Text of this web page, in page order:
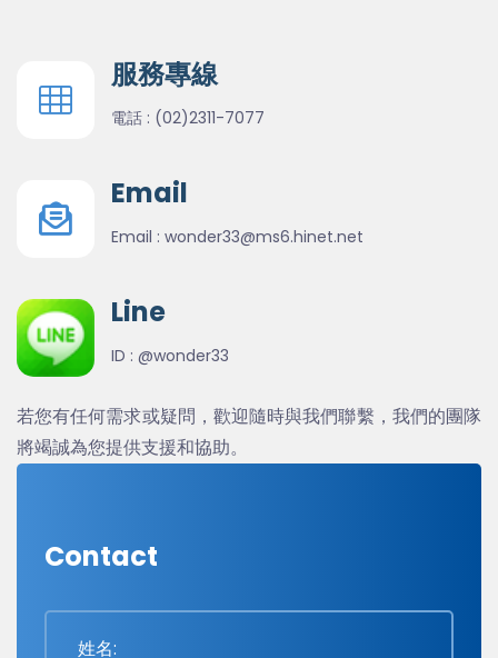
服務專線
電話 : (02)2311-7077
Email
Email : wonder33@ms6.hinet.net
Line
ID : @wonder33
若您有任何需求或疑問，歡迎隨時與我們聯繫，我們的團隊
將竭誠為您提供支援和協助。
Contact